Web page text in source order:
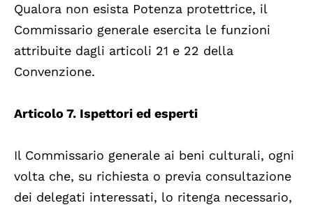
Qualora non esista Potenza protettrice, il
Commissario generale esercita le funzioni
attribuite dagli articoli 21 e 22 della
Convenzione.
Articolo 7. Ispettori ed esperti
Il Commissario generale ai beni culturali, ogni
volta che, su richiesta o previa consultazione
dei delegati interessati, lo ritenga necessario,